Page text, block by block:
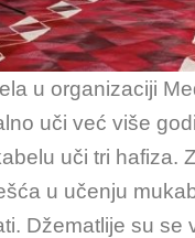
u organizaciji
uči već više
uči tri hafiza.
u učenju
Džematlije su se